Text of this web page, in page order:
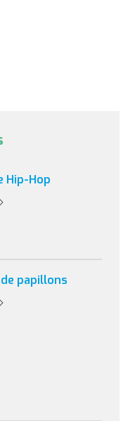
Hip-Hop
papillons